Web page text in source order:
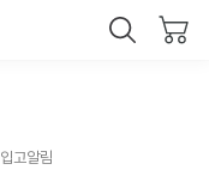
입고알림